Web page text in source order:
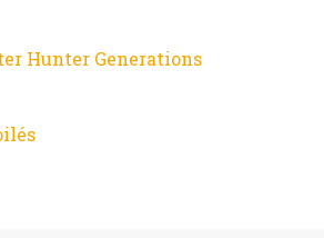
Hunter Generations